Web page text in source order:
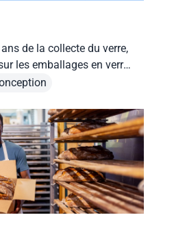
de la collecte du verre,
les emballages en verre